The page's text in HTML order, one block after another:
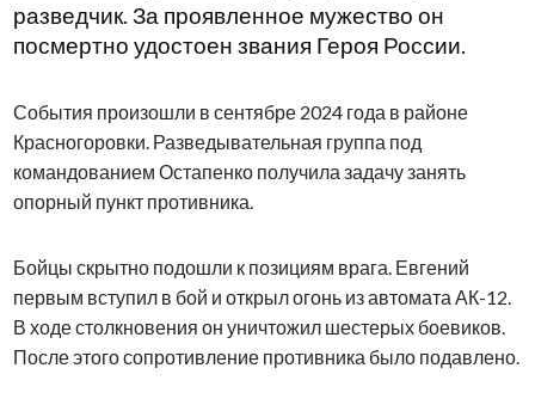
разведчик. За проявленное мужество он
посмертно удостоен звания Героя России.
События произошли в сентябре 2024 года в районе
Красногоровки. Разведывательная группа под
командованием Остапенко получила задачу занять
опорный пункт противника.
Бойцы скрытно подошли к позициям врага. Евгений
первым вступил в бой и открыл огонь из автомата АК-12.
В ходе столкновения он уничтожил шестерых боевиков.
После этого сопротивление противника было подавлено.